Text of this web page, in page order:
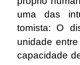
uma das
tomista: O
unidade entre
capacidade